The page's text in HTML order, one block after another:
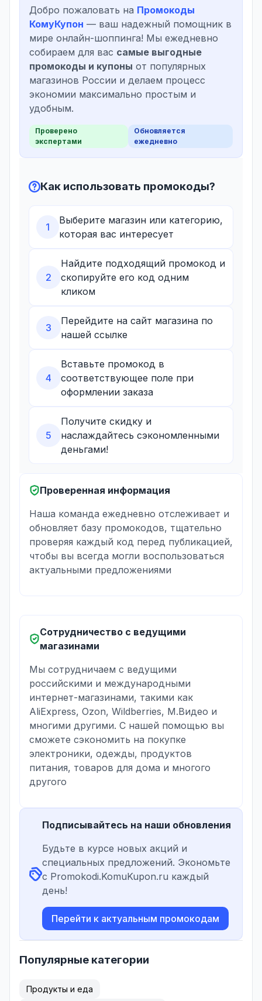
Добро пожаловать на Промокоды
КомуКупон — ваш надежный помощник в
мире онлайн-шоппинга! Мы ежедневно
собираем для вас самые выгодные
промокоды и купоны от популярных
магазинов России и делаем процесс
экономии максимально простым и
удобным.
Проверено
экспертами
Обновляется
ежедневно
Как использовать промокоды?
1
Выберите магазин или категорию,
которая вас интересует
2
Найдите подходящий промокод и
скопируйте его код одним
кликом
3
Перейдите на сайт магазина по
нашей ссылке
4
Вставьте промокод в
соответствующее поле при
оформлении заказа
5
Получите скидку и
наслаждайтесь сэкономленными
деньгами!
Проверенная информация
Наша команда ежедневно отслеживает и
обновляет базу промокодов, тщательно
проверяя каждый код перед публикацией,
чтобы вы всегда могли воспользоваться
актуальными предложениями
Сотрудничество с ведущими
магазинами
Мы сотрудничаем с ведущими
российскими и международными
интернет-магазинами, такими как
AliExpress, Ozon, Wildberries, М.Видео и
многими другими. С нашей помощью вы
сможете сэкономить на покупке
электроники, одежды, продуктов
питания, товаров для дома и многого
другого
Подписывайтесь на наши обновления
Будьте в курсе новых акций и
специальных предложений. Экономьте
с Promokodi.KomuKupon.ru каждый
день!
Перейти к актуальным промокодам
Популярные категории
Продукты и еда